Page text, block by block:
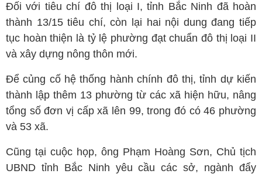
Đối với tiêu chí đô thị loại I, tỉnh Bắc Ninh đã hoàn
thành 13/15 tiêu chí, còn lại hai nội dung đang tiếp
tục hoàn thiện là tỷ lệ phường đạt chuẩn đô thị loại II
và xây dựng nông thôn mới.
Để củng cố hệ thống hành chính đô thị, tỉnh dự kiến
thành lập thêm 13 phường từ các xã hiện hữu, nâng
tổng số đơn vị cấp xã lên 99, trong đó có 46 phường
và 53 xã.
Cũng tại cuộc họp, ông Phạm Hoàng Sơn, Chủ tịch
UBND tỉnh Bắc Ninh yêu cầu các sở, ngành đẩy